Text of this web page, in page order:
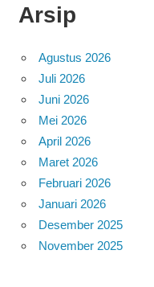
Arsip
Agustus 2026
Juli 2026
Juni 2026
Mei 2026
April 2026
Maret 2026
Februari 2026
Januari 2026
Desember 2025
November 2025